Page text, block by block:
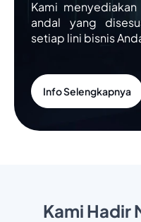
Kami
andal yang
setiap lini bisnis
Info Selengkapnya
Kami Hadir